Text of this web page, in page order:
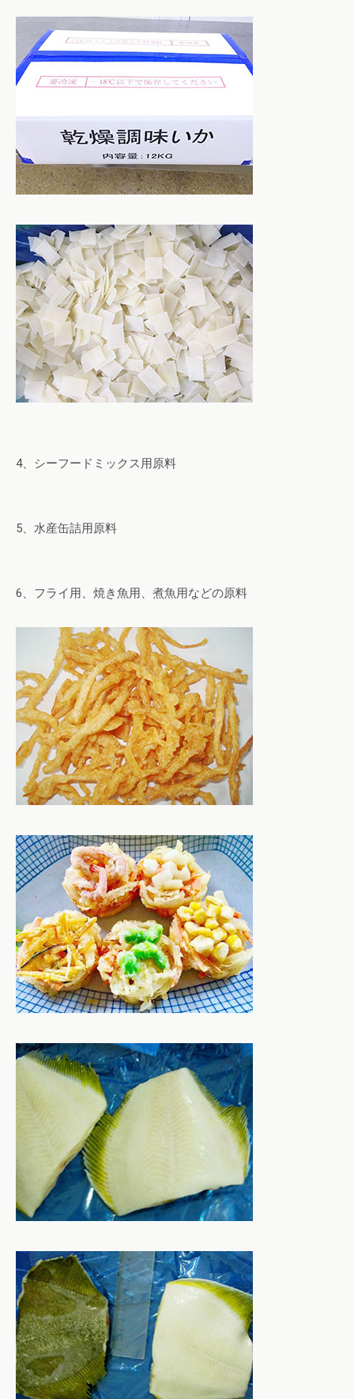
4、シーフードミックス用原料
5、水産缶詰用原料
6、フライ用、焼き魚用、煮魚用などの原料